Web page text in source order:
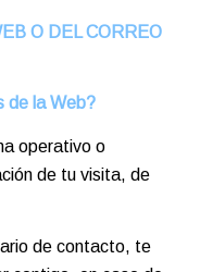
O DEL CORREO
de la Web?
operativo o
de tu visita, de
de contacto, te